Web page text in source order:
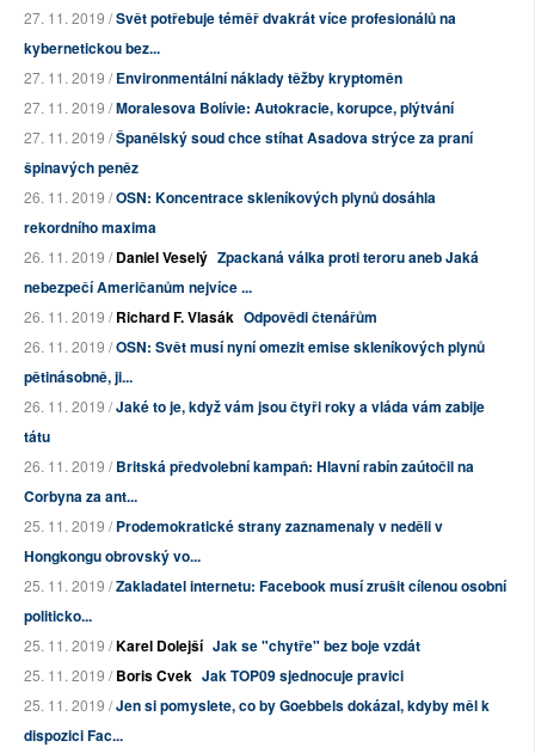
27. 11. 2019 /Svět potřebuje téměř dvakrát více profesionálů na
kybernetickou bez...
27. 11. 2019 /Environmentální náklady těžby kryptoměn
27. 11. 2019 /Moralesova Bolívie: Autokracie, korupce, plýtvání
27. 11. 2019 /Španělský soud chce stíhat Asadova strýce za praní
špinavých peněz
26. 11. 2019 /OSN: Koncentrace skleníkových plynů dosáhla
rekordního maxima
26. 11. 2019 /Daniel Veselý Zpackaná válka proti teroru aneb Jaká
nebezpečí Američanům nejvíce ...
26. 11. 2019 /Richard F. Vlasák Odpovědi čtenářům
26. 11. 2019 /OSN: Svět musí nyní omezit emise skleníkových plynů
pětinásobně, ji...
26. 11. 2019 /Jaké to je, když vám jsou čtyři roky a vláda vám zabije
tátu
26. 11. 2019 /Britská předvolební kampaň: Hlavní rabín zaútočil na
Corbyna za ant...
25. 11. 2019 /Prodemokratické strany zaznamenaly v neděli v
Hongkongu obrovský vo...
25. 11. 2019 /Zakladatel internetu: Facebook musí zrušit cílenou osobní
politicko...
25. 11. 2019 /Karel Dolejší Jak se "chytře" bez boje vzdát
25. 11. 2019 /Boris Cvek Jak TOP09 sjednocuje pravici
25. 11. 2019 /Jen si pomyslete, co by Goebbels dokázal, kdyby měl k
dispozici Fac...